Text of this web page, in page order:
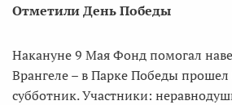
Отметили День Победы
Накануне 9 Мая Фонд помогал
Врангеле – в Парке Победы
субботник. Участники: